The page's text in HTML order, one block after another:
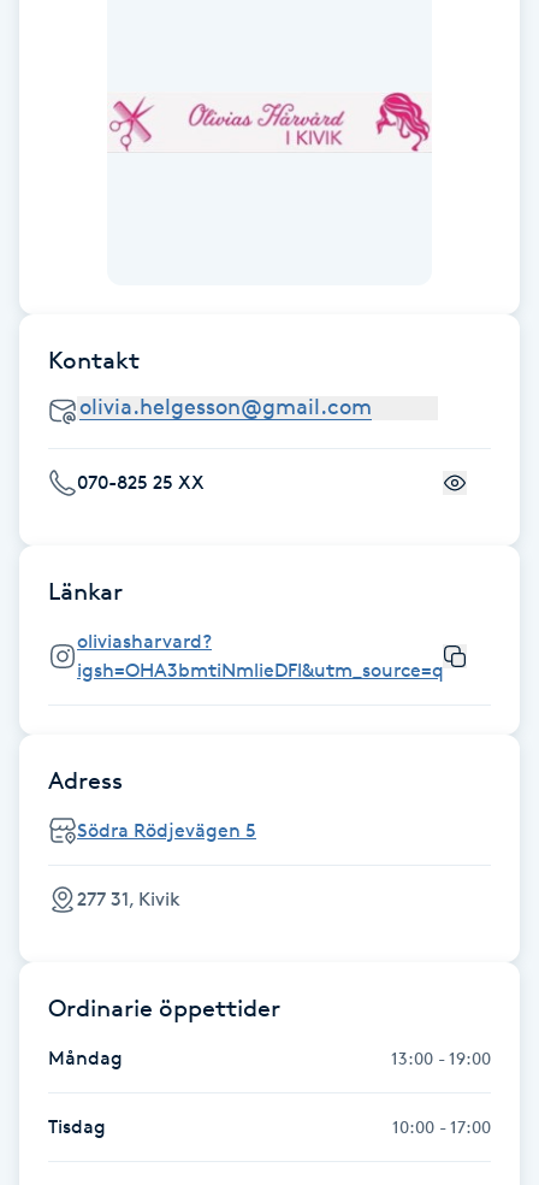
Gravidmassage
Gravidyoga
Gruppträning
Hatha Yoga
Headspa
Healing
Herrklippning
Hollywood Peel
Hot Stone Massage
Hot yoga
Kontakt
070-825 25 XX
Länkar
oliviasharvard?
igsh=OHA3bmtiNmlieDFl&utm_source=qr
Adress
Södra Rödjevägen 5
277 31, Kivik
Ordinarie öppettider
Måndag 13:00 - 19:00
Tisdag 10:00 - 17:00